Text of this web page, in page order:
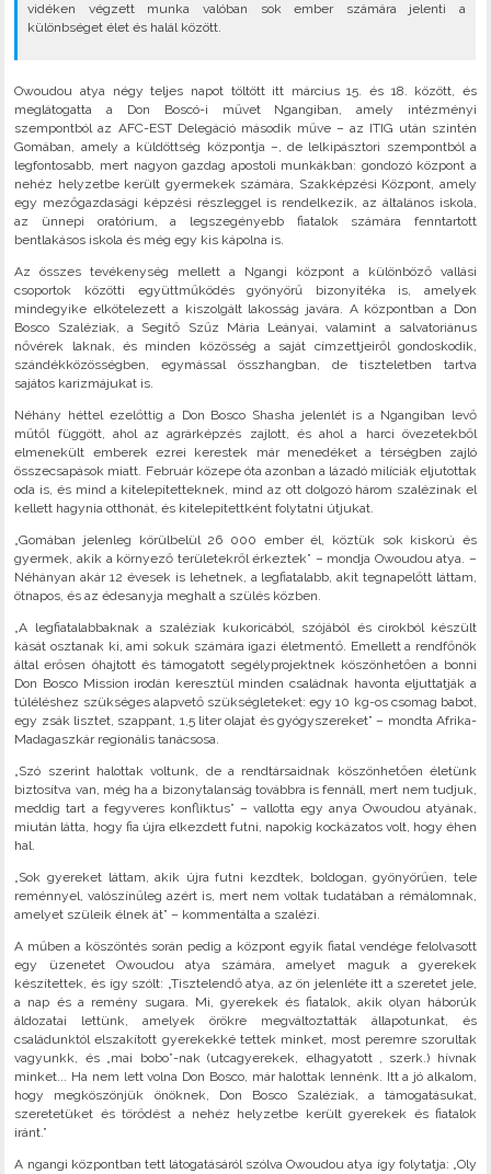
vidéken végzett munka valóban sok ember számára jelenti a
különbséget élet és halál között.
Owoudou atya négy teljes napot töltött itt március 15. és 18. között, és
meglátogatta a Don Boscó-i művet Ngangiban, amely intézményi
szempontból az AFC-EST Delegáció második műve – az ITIG után szintén
Gomában, amely a küldöttség központja –, de lelkipásztori szempontból a
legfontosabb, mert nagyon gazdag apostoli munkákban: gondozó központ a
nehéz helyzetbe került gyermekek számára, Szakképzési Központ, amely
egy mezőgazdasági képzési részleggel is rendelkezik, az általános iskola,
az ünnepi oratórium, a legszegényebb fiatalok számára fenntartott
bentlakásos iskola és még egy kis kápolna is.
Az összes tevékenység mellett a Ngangi központ a különböző vallási
csoportok közötti együttműködés gyönyörű bizonyítéka is, amelyek
mindegyike elkötelezett a kiszolgált lakosság javára. A központban a Don
Bosco Szaléziak, a Segítő Szűz Mária Leányai, valamint a salvatoriánus
nővérek laknak, és minden közösség a saját címzettjeiről gondoskodik,
szándékközösségben, egymással összhangban, de tiszteletben tartva
sajátos karizmájukat is.
Néhány héttel ezelőttig a Don Bosco Shasha jelenlét is a Ngangiban levő
műtől függött, ahol az agrárképzés zajlott, és ahol a harci övezetekből
elmenekült emberek ezrei kerestek már menedéket a térségben zajló
összecsapások miatt. Február közepe óta azonban a lázadó milíciák eljutottak
oda is, és mind a kitelepítetteknek, mind az ott dolgozó három szalézinak el
kellett hagynia otthonát, és kitelepítettként folytatni útjukat.
„Gomában jelenleg körülbelül 26 000 ember él, köztük sok kiskorú és
gyermek, akik a környező területekről érkeztek” – mondja Owoudou atya. –
Néhányan akár 12 évesek is lehetnek, a legfiatalabb, akit tegnapelőtt láttam,
ötnapos, és az édesanyja meghalt a szülés közben.
„A legfiatalabbaknak a szaléziak kukoricából, szójából és cirokból készült
kását osztanak ki, ami sokuk számára igazi életmentő. Emellett a rendfőnök
által erősen óhajtott és támogatott segélyprojektnek köszönhetően a bonni
Don Bosco Mission irodán keresztül minden családnak havonta eljuttatják a
túléléshez szükséges alapvető szükségleteket: egy 10 kg-os csomag babot,
egy zsák lisztet, szappant, 1,5 liter olajat és gyógyszereket” – mondta Afrika-
Madagaszkár regionális tanácsosa.
„Szó szerint halottak voltunk, de a rendtársaidnak köszönhetően életünk
biztosítva van, még ha a bizonytalanság továbbra is fennáll, mert nem tudjuk,
meddig tart a fegyveres konfliktus” – vallotta egy anya Owoudou atyának,
miután látta, hogy fia újra elkezdett futni, napokig kockázatos volt, hogy éhen
hal.
„Sok gyereket láttam, akik újra futni kezdtek, boldogan, gyönyörűen, tele
reménnyel, valószínűleg azért is, mert nem voltak tudatában a rémálomnak,
amelyet szüleik élnek át” – kommentálta a szalézi.
A műben a köszöntés során pedig a központ egyik fiatal vendége felolvasott
egy üzenetet Owoudou atya számára, amelyet maguk a gyerekek
készítettek, és így szólt: „Tisztelendő atya, az ön jelenléte itt a szeretet jele,
a nap és a remény sugara. Mi, gyerekek és fiatalok, akik olyan háborúk
áldozatai lettünk, amelyek örökre megváltoztatták állapotunkat, és
családunktól elszakított gyerekekké tettek minket, most peremre szorultak
vagyunkk, és „mai bobo”-nak (utcagyerekek, elhagyatott , szerk.) hívnak
minket... Ha nem lett volna Don Bosco, már halottak lennénk. Itt a jó alkalom,
hogy megköszönjük önöknek, Don Bosco Szaléziak, a támogatásukat,
szeretetüket és törődést a nehéz helyzetbe került gyerekek és fiatalok
iránt.”
A ngangi központban tett látogatásáról szólva Owoudou atya így folytatja: „Oly